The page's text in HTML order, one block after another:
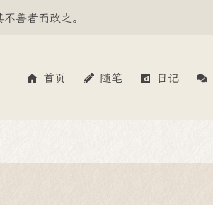
善者而改之。
首页 随笔 日记